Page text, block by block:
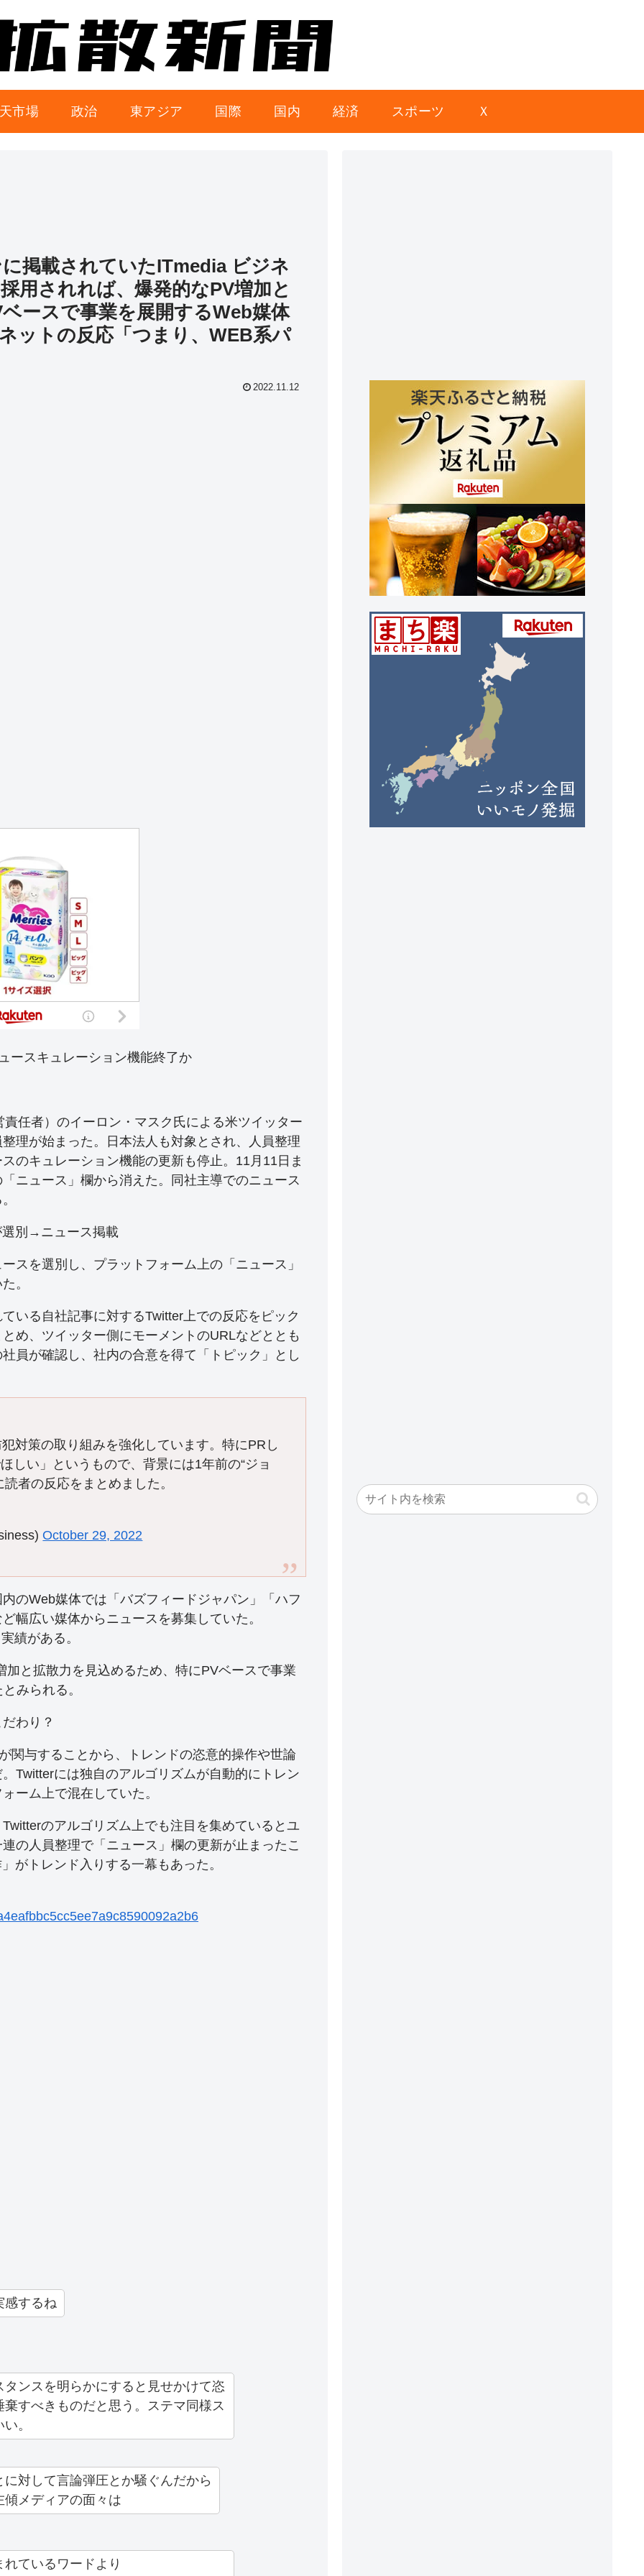
市場 政治 東アジア 国際 国内 経済 スポーツ Ｘ
掲載されていたITmedia ビジネ
用されれば、爆発的なPV増加と
ースで事業を展開するWeb媒体
ットの反応「つまり、WEB系パ
2022.11.12
ースキュレーション機能終了か
任者）のイーロン・マスク氏による米ツイッター
理が始まった。日本法人も対象とされ、人員整理
のキュレーション機能の更新も停止。11月11日ま
ニュース」欄から消えた。同社主導でのニュース
別→ニュース掲載
を選別し、プラットフォーム上の「ニュース」
。
る自社記事に対するTwitter上での反応をピック
め、ツイッター側にモーメントのURLなどととも
員が確認し、社内の合意を得て「トピック」とし
対策の取り組みを強化しています。特にPRし
しい」というもので、背景には1年前の“ジョ
者の反応をまとめました。
October 29, 2022
Web媒体では「バズフィードジャパン」「ハフ
幅広い媒体からニュースを募集していた。
績がある。
と拡散力を見込めるため、特にPVベースで事業
みられる。
わり？
与することから、トレンドの恣意的操作や世論
Twitterには独自のアルゴリズムが自動的にトレン
ーム上で混在していた。
のアルゴリズム上でも注目を集めているとユ
の人員整理で「ニュース」欄の更新が止まったこ
がトレンド入りする一幕もあった。
感するね
ンスを明らかにすると見せかけて恣
すべきものだと思う。ステマ同様ス
。
対して言論弾圧とか騒ぐんだから
メディアの面々は
ているワードより